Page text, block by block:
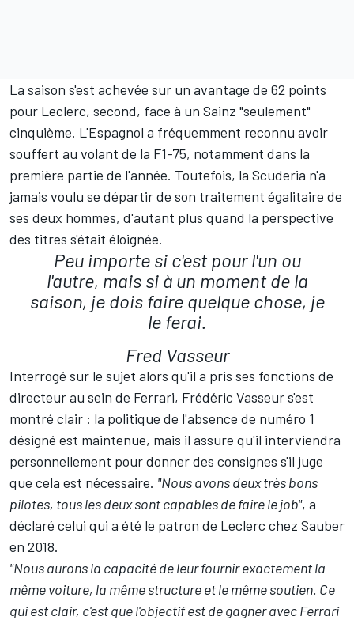
La saison s'est achevée sur un avantage de 62 points
pour Leclerc, second, face à un Sainz "seulement"
cinquième. L'Espagnol a fréquemment reconnu avoir
souffert au volant de la F1-75, notamment dans la
première partie de l'année. Toutefois, la Scuderia n'a
jamais voulu se départir de son traitement égalitaire de
ses deux hommes, d'autant plus quand la perspective
des titres s'était éloignée.
Peu importe si c'est pour l'un ou
l'autre, mais si à un moment de la
saison, je dois faire quelque chose, je
le ferai.
Fred Vasseur
Interrogé sur le sujet alors qu'il a pris ses fonctions de
directeur au sein de Ferrari, Frédéric Vasseur s'est
montré clair : la politique de l'absence de numéro 1
désigné est maintenue, mais il assure qu'il interviendra
personnellement pour donner des consignes s'il juge
que cela est nécessaire. "Nous avons deux très bons
pilotes, tous les deux sont capables de faire le job", a
déclaré celui qui a été le patron de Leclerc chez Sauber
en 2018.
"Nous aurons la capacité de leur fournir exactement la
même voiture, la même structure et le même soutien. Ce
qui est clair, c'est que l'objectif est de gagner avec Ferrari